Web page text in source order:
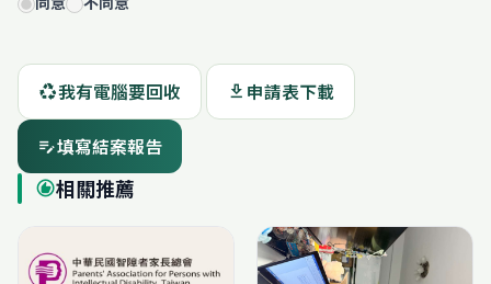
recycling我有電腦要回收 download 申請表下載
edit_note填寫結案報告
recommend相關推薦